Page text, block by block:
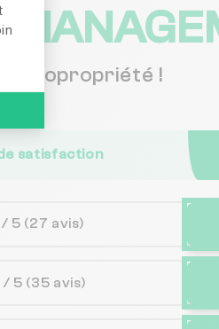
copropriété !
satisfaction
/ 5 (27 avis)
/ 5 (35 avis)